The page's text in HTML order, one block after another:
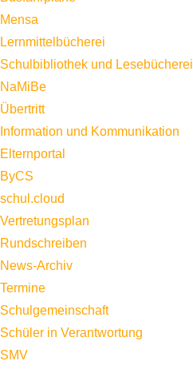
Mensa
Lernmittelbücherei
Schulbibliothek und Lesebücherei
NaMiBe
Übertritt
Information und Kommunikation
Elternportal
ByCS
schul.cloud
Vertretungsplan
Rundschreiben
News-Archiv
Termine
Schulgemeinschaft
Schüler in Verantwortung
SMV